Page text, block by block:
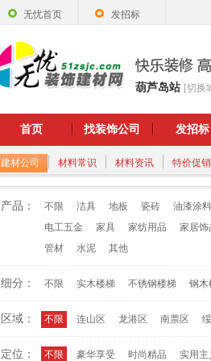
无忧首页 发招标
葫芦岛站 [切换
首页 找装饰公司 发招标
建材公司 材料常识 材料资讯 特价促销
产品： 不限 洁具 地板 瓷砖 油漆涂料
电工五金
家具 家纺用品 家居饰
管材
水泥 其他
细分： 不限 实木楼梯 不锈钢楼梯 钢木
区域： 不限 连山区 龙港区 南票区
定位： 不限 豪华享受 时尚精品 实用主